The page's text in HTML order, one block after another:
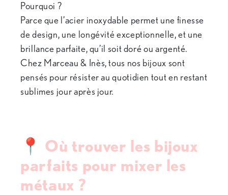
Pourquoi ?
Parce que l’acier inoxydable permet une finesse
de design, une longévité exceptionnelle, et une
brillance parfaite, qu’il soit doré ou argenté.
Chez Marceau & Inès, tous nos bijoux sont
pensés pour résister au quotidien tout en restant
sublimes jour après jour.
📍 Où trouver les bijoux
parfaits pour mixer les
métaux ?